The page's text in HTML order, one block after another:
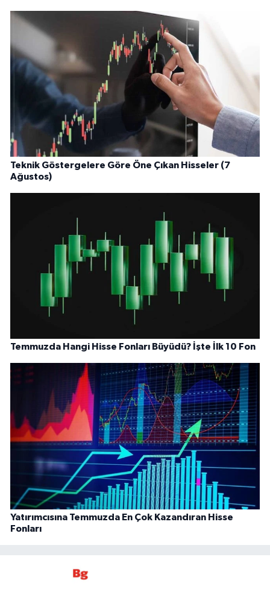
Teknik Göstergelere Göre Öne Çıkan Hisseler (7
Ağustos)
Temmuzda Hangi Hisse Fonları Büyüdü? İşte İlk 10 Fon
Yatırımcısına Temmuzda En Çok Kazandıran Hisse
Fonları